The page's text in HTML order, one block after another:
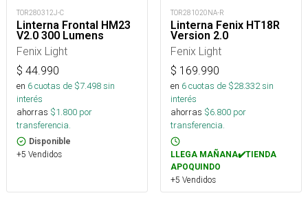
TOR280312J-C
Linterna Frontal HM23
V2.0 300 Lumens
Fenix Light
$ 44.990
en 6cuotas de $7.498sin
interés
ahorras $1.800 por
transferencia.
Disponible
+5 Vendidos
TOR281020NA-R
Linterna Fenix HT18R
Version 2.0
Fenix Light
$ 169.990
en 6cuotas de $28.332sin
interés
ahorras $6.800 por
transferencia.
LLEGA MAÑANA✔️TIENDA
APOQUINDO
+5 Vendidos